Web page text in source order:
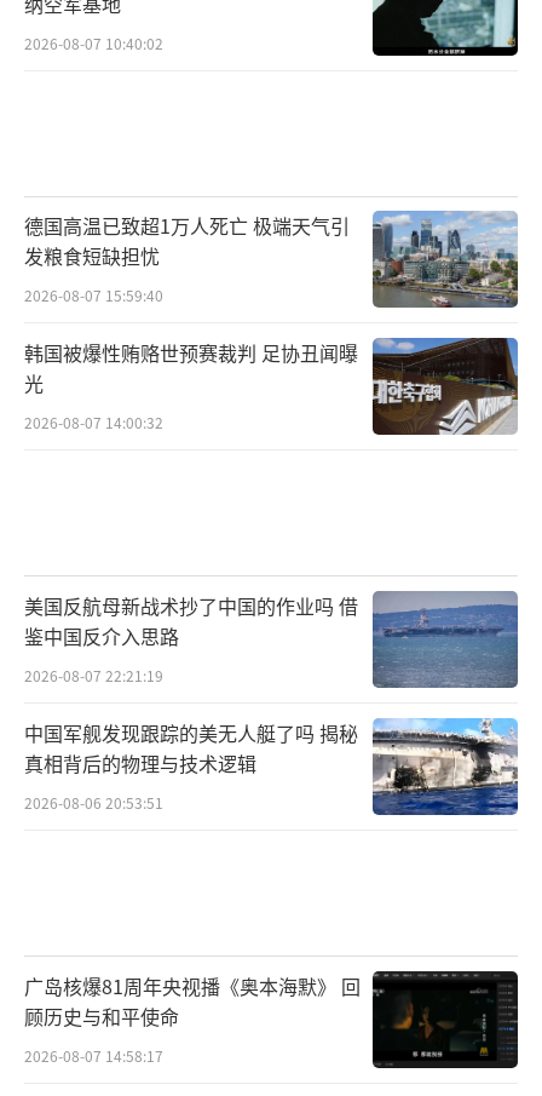
近一年来，特朗普政府对H-1B签证项目进
岗位申请人发放签证等。这些政策已经取得了
显著的效果。美国公民及移民服务局发布的报
告显示，2027财年H-1B分配中“正确提交”的
申请数量已经出现下跌，从2026财年的接近34.
4万人下降到2027财年的约21.2万人，跌幅接近
40%。同时，有更多高学历和高薪资的申请者
获批，约71.5%的获批者拥有美国的硕士或更
通过大规模、低薪注册来滥用该项目的时代已
经结束，该项目正更好地服务于其初衷——即吸
引高技能外国人才，并保障美国本土员工的薪
酬、工作条件及就业机会。
另据报道，2026财年第一季度，亚马逊、
谷歌、Meta和微软等硅谷大厂提交的H-1B申请
这一下降主要与成本增加、对H-1B申请审查的
加强以及企业招聘重心变化有关，“公司在选
择担保对象时变得更加挑剔了。”
（责任编辑：卢其
2026-08-07 10:40:02
德国高温已致超1万人死亡 极端天气引
发粮食短缺担忧
2026-08-07 15:59:40
韩国被爆性贿赂世预赛裁判 足协丑闻曝
光
2026-08-07 14:00:32
美国反航母新战术抄了中国的作业吗 借
鉴中国反介入思路
2026-08-07 22:21:19
中国军舰发现跟踪的美无人艇了吗 揭秘
真相背后的物理与技术逻辑
2026-08-06 20:53:51
广岛核爆81周年央视播《奥本海默》 回
顾历史与和平使命
2026-08-07 14:58:17